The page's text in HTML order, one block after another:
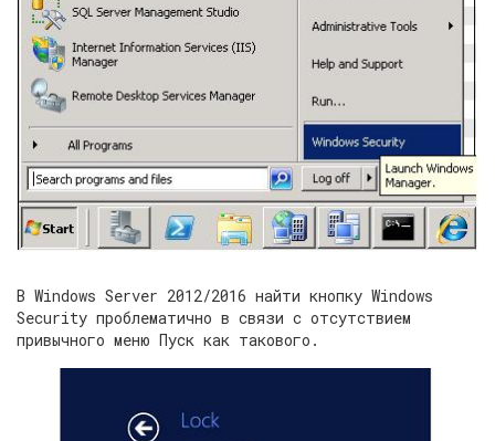
В Windows Server 2012/2016 найти кнопку Windows
Security проблематично в связи с отсутствием
привычного меню Пуск как такового.